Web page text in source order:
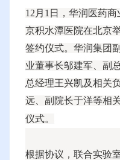
12月1日，华润医药
京积水潭医院在北京
签约仪式。华润集团
业董事长邬建军、副
总经理王兴凯及相关
远、副院长于洋等相
仪式。
根据协议，联合实验